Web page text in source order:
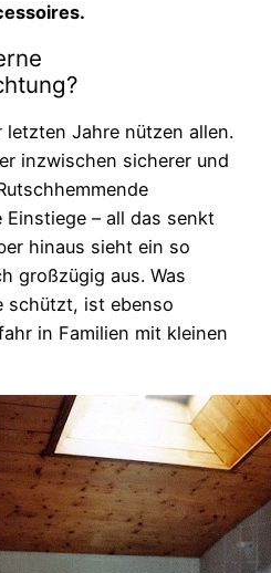
letzten Jahre nützen allen.
inzwischen sicherer und
Einstiege – all das senkt
hinaus sieht ein so
großzügig aus. Was
schützt, ist ebenso
in Familien mit kleinen